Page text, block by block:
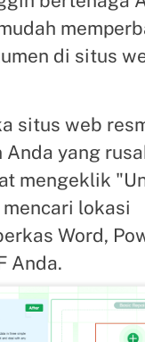
di situs
situs web
yang
mengeklik
lokasi
Word,
Anda.